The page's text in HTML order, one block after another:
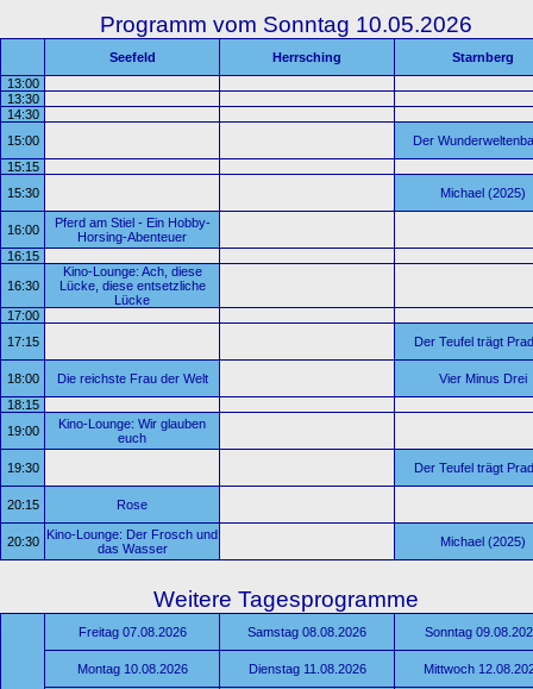
Programm vom Sonntag 10.05.2026
Seefeld Herrsching
Starnberg
13:00
13:30
14:30
15:00
Der
15:15
15:30
Michael (2025)
16:00
Pferd am Stiel - Ein Hobby-
Horsing-Abenteuer
16:15
16:30
Kino-Lounge: Ach, diese
Lücke, diese entsetzliche
Lücke
17:00
17:15
Der Teufel trägt
18:00 Die reichste Frau der Welt
Vier Minus Drei
18:15
19:00
Kino-Lounge: Wir glauben
euch
19:30 Der Teufel trägt
20:15 Rose
20:30
Kino-Lounge: Der Frosch und
das Wasser
Michael (2025)
Weitere Tagesprogramme
Freitag 07.08.2026 Samstag 08.08.2026 Sonntag
Montag 10.08.2026 Dienstag 11.08.2026 Mittwoch